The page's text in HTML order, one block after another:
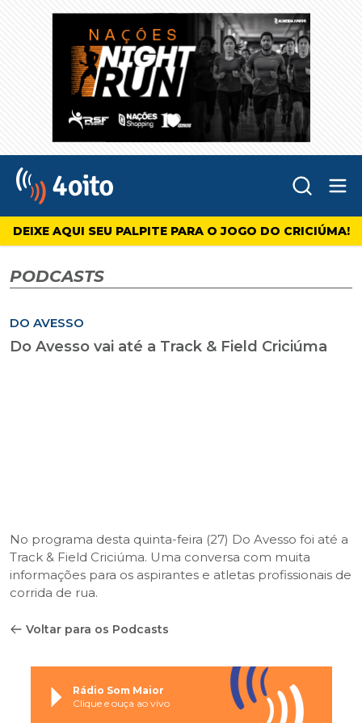
4oito
DEIXE AQUI SEU PALPITE PARA O JOGO DO CRICIÚMA!
PODCASTS
DO AVESSO
Do Avesso vai até a Track & Field Criciúma
No programa desta quinta-feira (27) Do Avesso foi até a
Track & Field Criciúma. Uma conversa com muita
informações para os aspirantes e atletas profissionais de
corrida de rua.
Voltar para os Podcasts
Rádio Som Maior
Clique e ouça ao vivo